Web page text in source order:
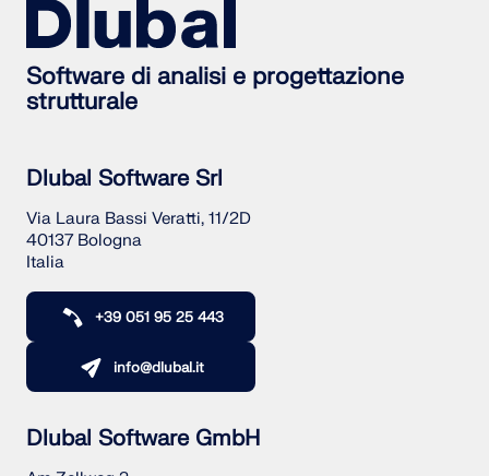
Software di analisi e progettazione
strutturale
Dlubal Software Srl
Via Laura Bassi Veratti, 11/2D
40137 Bologna
Italia
+39 051 95 25 443
info@dlubal.it
Dlubal Software GmbH